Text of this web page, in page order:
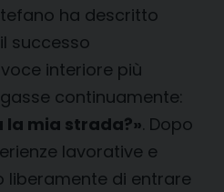
ha descritto
successo
interiore più
continuamente:
la mia strada?». Dopo
lavorative e
liberamente di entrare